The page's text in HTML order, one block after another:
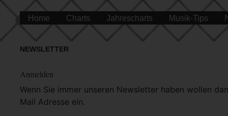
Home Charts Jahrescharts Musik-Tips
NEWSLETTER
Anmelden
Wenn Sie immer unseren Newsletter haben wollen
Mail Adresse ein.